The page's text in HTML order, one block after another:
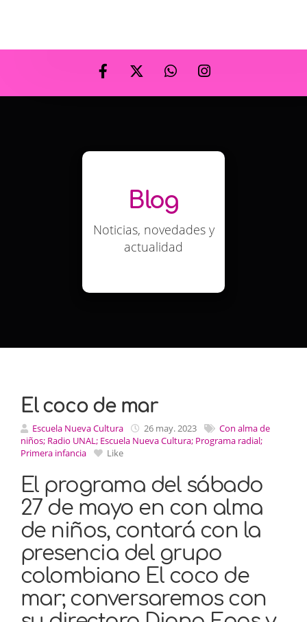
Blog
Noticias, novedades y
actualidad
El coco de mar
Escuela Nueva Cultura 26 may. 2023
Con alma de
niños; Radio UNAL; Escuela Nueva Cultura; Programa radial;
Primera infancia
Like
El programa del sábado
27 de mayo en con alma
de niños, contará con la
presencia del grupo
colombiano El coco de
mar; conversaremos con